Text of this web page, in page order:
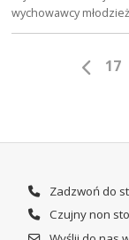
wychowawcy
17
Zadzwoń do
Czujny non